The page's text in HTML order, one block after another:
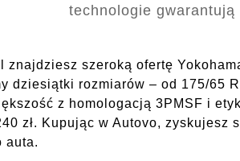
technologie gwarantują
znajdziesz szeroką ofertę
dziesiątki rozmiarów – od 175/65
z homologacją 3PMSF i
zł. Kupując w Autovo,
auta.